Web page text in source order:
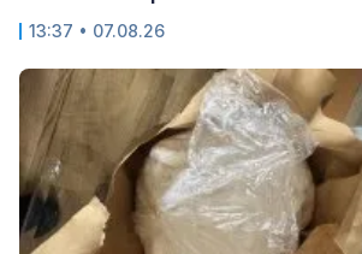
13:37 • 07.08.26